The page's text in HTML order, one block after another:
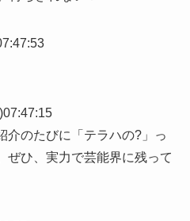
介のたびに「テラハの?」っ
ぜひ、実力で芸能界に残って